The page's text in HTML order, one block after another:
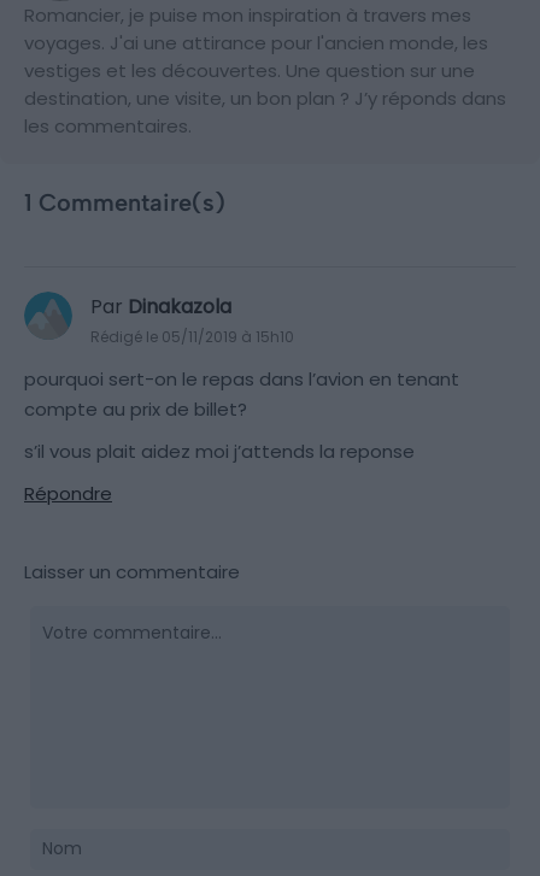
Romancier, je puise mon inspiration à travers mes
voyages. J'ai une attirance pour l'ancien monde, les
vestiges et les découvertes. Une question sur une
destination, une visite, un bon plan ? J’y réponds dans
les commentaires.
1 Commentaire(s)
Par Dinakazola
Rédigé le 05/11/2019 à 15h10
pourquoi sert-on le repas dans l’avion en tenant
compte au prix de billet?
s’il vous plait aidez moi j’attends la reponse
Répondre
Laisser un commentaire